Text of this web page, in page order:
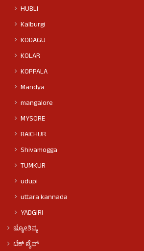
HUBLI
Kalburgi
KODAGU
KOLAR
KOPPALA
Mandya
mangalore
MYSORE
RAICHUR
Shivamogga
TUMKUR
udupi
uttara kannada
YADGIRI
ಜ್ಯೋತಿಷ್ಯ
ಟೆಕ್ ಲೈಫ್